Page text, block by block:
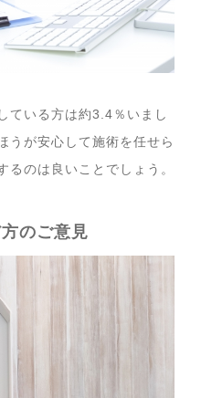
ている方は約3.4％いまし
うが安心して施術を任せら
のは良いことでしょう。
のご意見